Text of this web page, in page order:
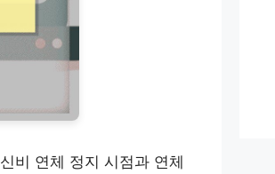
비 연체 정지 시점과 연체